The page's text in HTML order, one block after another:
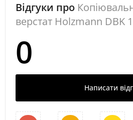
Відгуки про
верстат Holzmann DBK
0
Написати